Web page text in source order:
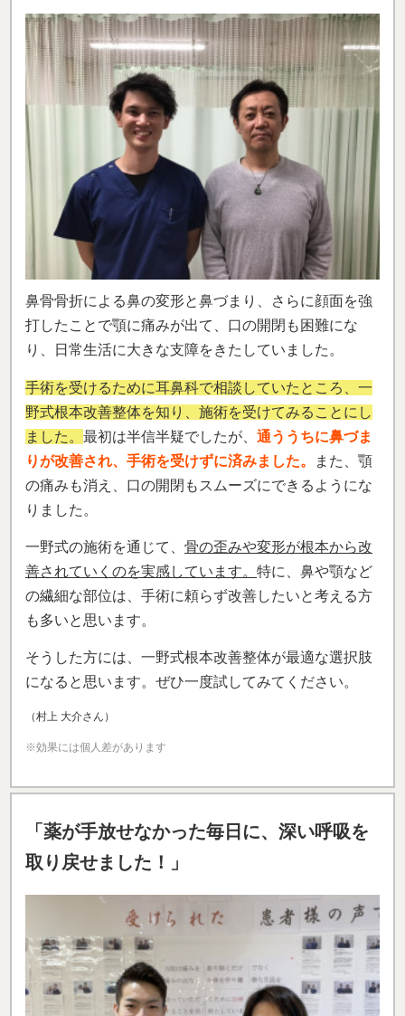
鼻骨骨折による鼻の変形と鼻づまり、さらに顔面を強
打したことで顎に痛みが出て、口の開閉も困難にな
り、日常生活に大きな支障をきたしていました。
手術を受けるために耳鼻科で相談していたところ、一
野式根本改善整体を知り、施術を受けてみることにし
ました。 最初は半信半疑でしたが、 通ううちに鼻づま
りが改善され、手術を受けずに済みました。
また、顎
の痛みも消え、口の開閉もスムーズにできるようにな
りました。
一野式の施術を通じて、 骨の歪みや変形が根本から改
善されていくのを実感しています。 特に、鼻や顎など
の繊細な部位は、手術に頼らず改善したいと考える方
も多いと思います。
そうした方には、一野式根本改善整体が最適な選択肢
になると思います。ぜひ一度試してみてください。
（村上 大介さん）
※効果には個人差があります
「薬が手放せなかった毎日に、深い呼吸を
取り戻せました！」